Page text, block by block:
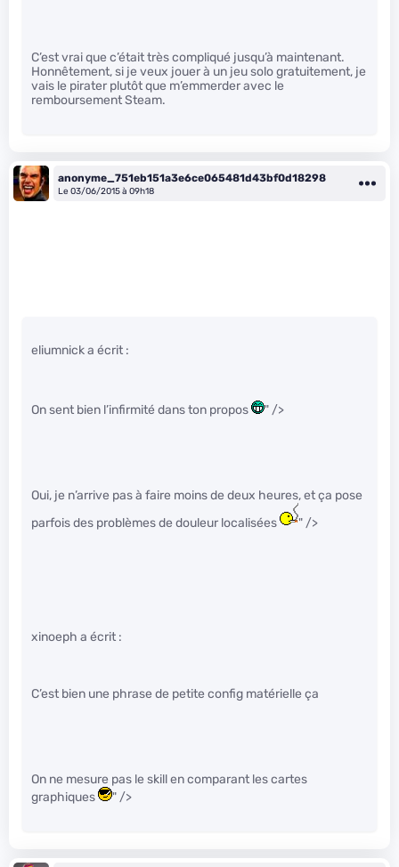
C’est vrai que c’était très compliqué jusqu’à maintenant.
Honnêtement, si je veux jouer à un jeu solo gratuitement, je
vais le pirater plutôt que m’emmerder avec le
remboursement Steam.
anonyme_751eb151a3e6ce065481d43bf0d18298
Le 03/06/2015 à 09h18
eliumnick a écrit :
On sent bien l’infirmité dans ton propos " />
Oui, je n’arrive pas à faire moins de deux heures, et ça pose
parfois des problèmes de douleur localisées
" />
xinoeph a écrit :
C’est bien une phrase de petite config matérielle ça
On ne mesure pas le skill en comparant les cartes
graphiques
" />